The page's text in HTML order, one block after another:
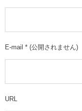
E-mail * (公開されません)
URL